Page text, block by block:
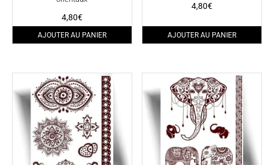
4,80€
AJOUTER AU PANIER
4,80€
AJOUTER AU PANIER